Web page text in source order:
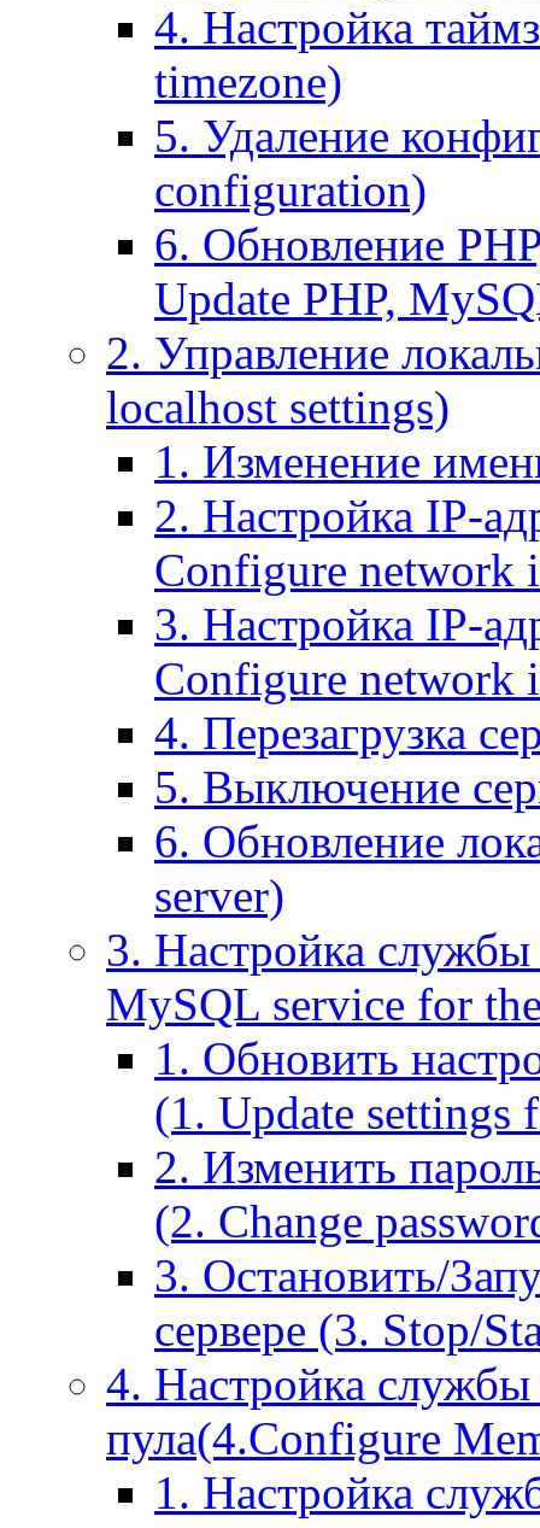
4. Настройка
timezone)
5. Удаление
configuration)
6. Обновление
Update PHP,
2. Управление
localhost settings)
1. Изменение
2. Настройка IP-
Configure network
3. Настройка IP-
Configure network
4. Перезагрузка
5. Выключение
6. Обновление
server)
3. Настройка
MySQL service for
1. Обновить
(1. Update settings
2. Изменить
(2. Change
3. Остановить/
сервере (3. Stop/
4. Настройка
пула(4.Configure
1. Настройка